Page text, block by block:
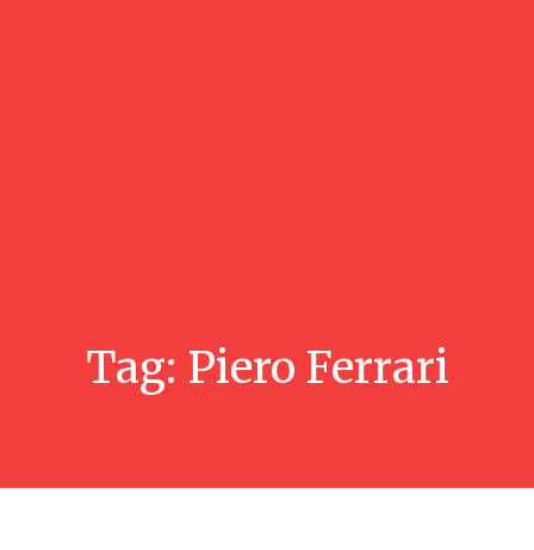
Tag: Piero Ferrari